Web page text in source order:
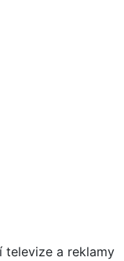
televize a reklamy